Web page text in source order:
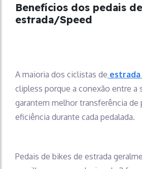
Benefícios dos pedais de
estrada/Speed
A maioria dos ciclistas de estrada
clipless porque a conexão entre a
garantem melhor transferência de
eficiência durante cada pedalada.
Pedais de bikes de estrada